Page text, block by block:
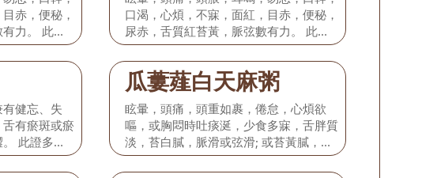
赤，便秘，
力。 此證
口渴，心煩，不寐，面紅，目赤，便秘，
尿赤，舌質紅苔黃，脈弦數有力。 此證
多見於高血壓病I期。
健忘、失
有瘀斑或瘀
此證多見
瓜蔞薤白天麻粥
眩暈，頭痛，頭重如裹，倦怠，心煩欲
嘔，或胸悶時吐痰涎，少食多寐，舌胖質
淡，苔白膩，脈滑或弦滑; 或苔黃膩，脈
弦滑而數。 本證多見於高血壓病II.期。